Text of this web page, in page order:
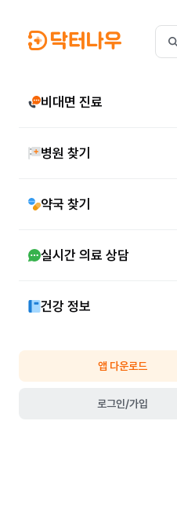
비대면 진료
병원 찾기
약국 찾기
실시간 의료 상담
건강 정보
앱 다운로드
로그인/가입